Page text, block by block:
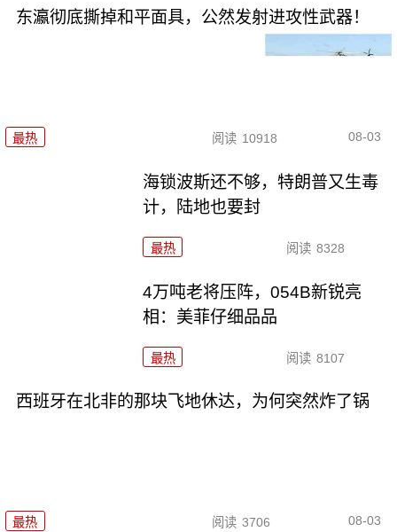
东瀛彻底撕掉和平面具，公然发射进攻性武器！
最热 阅读 10918 08-03
海锁波斯还不够，特朗普又生毒
计，陆地也要封
最热 阅读 8328
4万吨老将压阵，054B新锐亮
相：美菲仔细品品
最热 阅读 8107
西班牙在北非的那块飞地休达，为何突然炸了锅
最热 阅读 3706 08-03